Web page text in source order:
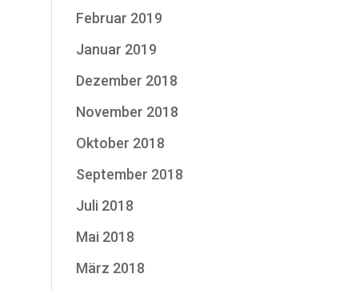
Februar 2019
Januar 2019
Dezember 2018
November 2018
Oktober 2018
September 2018
Juli 2018
Mai 2018
März 2018